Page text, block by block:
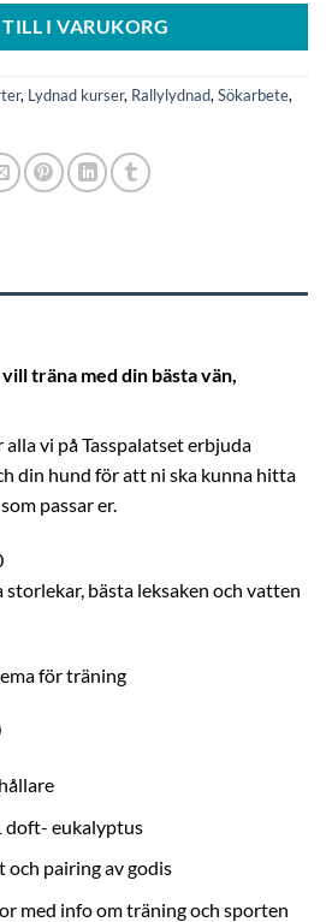
I VARUKORG
, Lydnad kurser, Rallylydnad, Sökarbete,
träna med din bästa vän,
alla vi på Tasspalatset erbjuda
din hund för att ni ska kunna hitta
passar er.
bästa leksaken och vatten
för träning
doft- eukalyptus
och pairing av godis
med info om träning och sporten